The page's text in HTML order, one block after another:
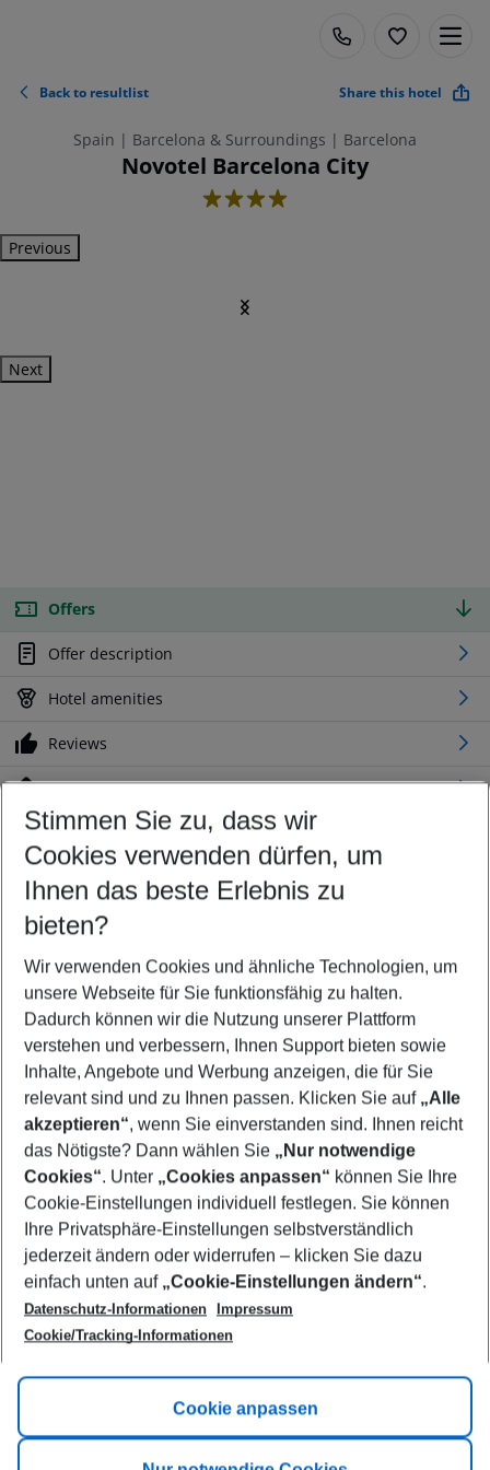
Back to resultlist Share this hotel
Spain | Barcelona & Surroundings | Barcelona
Novotel Barcelona City
4
Previous
Next
Offers
Offer description
Hotel amenities
Reviews
Location
Customize your offer
Find the perfect deal which suits your best
Your departure airport
Any airport
Select your date range
08/08/26–06/08/27 5-8 nights
Who will travel
2 adults No children
Show more filter
Footer
Footer navigation
Title A
Link A
Stimmen Sie zu, dass wir
Cookies verwenden dürfen, um
Ihnen das beste Erlebnis zu
bieten?
Wir verwenden Cookies und ähnliche Technologien, um
unsere Webseite für Sie funktionsfähig zu halten.
Dadurch können wir die Nutzung unserer Plattform
verstehen und verbessern, Ihnen Support bieten sowie
Inhalte, Angebote und Werbung anzeigen, die für Sie
relevant sind und zu Ihnen passen. Klicken Sie auf „Alle
akzeptieren“, wenn Sie einverstanden sind. Ihnen reicht
das Nötigste? Dann wählen Sie „Nur notwendige
Cookies“. Unter „Cookies anpassen“ können Sie Ihre
Cookie-Einstellungen individuell festlegen. Sie können
Ihre Privatsphäre-Einstellungen selbstverständlich
jederzeit ändern oder widerrufen – klicken Sie dazu
einfach unten auf „Cookie-Einstellungen ändern“.
Datenschutz-Informationen
Impressum
Cookie/Tracking-Informationen
Cookie anpassen